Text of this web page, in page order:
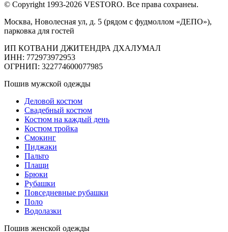
© Copyright 1993-2026 VESTORO. Все права сохранеы.
Москва, Новолесная ул, д. 5 (рядом с фудмоллом «ДЕПО»),
парковка для гостей
ИП КОТВАНИ ДЖИТЕНДРА ДХАЛУМАЛ
ИНН: 772973972953
ОГРНИП: 322774600077985
Пошив мужской одежды
Деловой костюм
Свадебный костюм
Костюм на каждый день
Костюм тройка
Смокинг
Пиджаки
Пальто
Плащи
Брюки
Рубашки
Повседневные рубашки
Поло
Водолазки
Пошив женской одежды